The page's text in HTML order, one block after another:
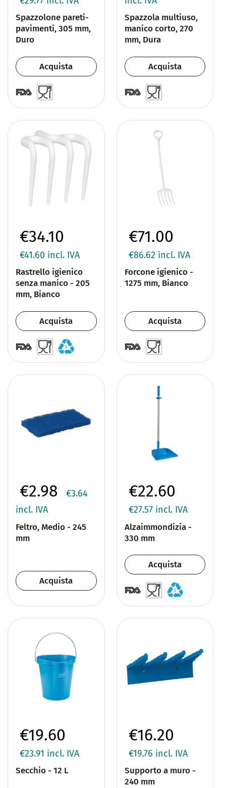
Spazzolone pareti-
pavimenti, 305 mm,
Duro
Acquista
Spazzola multiuso,
manico corto, 270
mm, Dura
Acquista
€34.10
€41.60 incl. IVA
Rastrello igienico
senza manico - 205
mm, Bianco
Acquista
€71.00
€86.62 incl. IVA
Forcone igienico -
1275 mm, Bianco
Acquista
€2.98
€3.64
incl. IVA
Feltro, Medio - 245
mm
Acquista
€22.60
€27.57incl. IVA
Alzaimmondizia -
330 mm
Acquista
€19.60
€23.91 incl. IVA
Secchio - 12 L
€16.20
€19.76 incl. IVA
Supporto a muro -
240 mm